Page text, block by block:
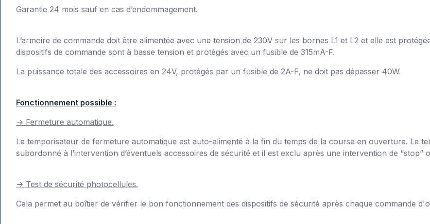
Garantie 24 mois sauf en cas d’endommagement.
L’armoire de commande doit être alimentée avec une tension de 230V sur les bornes L1 et L2 et elle est
dispositifs de commande sont à basse tension et protégés avec un fusible de 315mA-F.
La puissance totale des accessoires en 24V, protégés par un fusible de 2A-F, ne doit pas dépasser 40W.
Fonctionnement possible :
-> Fermeture automatique.
Le temporisateur de fermeture automatique est auto-alimenté à la fin du temps de la course en ouverture. Le
subordonné à l’intervention d’éventuels accessoires de sécurité et il est exclu après une intervention de
-> Test de sécurité photocellules.
Cela permet au boîtier de vérifier le bon fonctionnement des dispositifs de sécurité après chaque commande